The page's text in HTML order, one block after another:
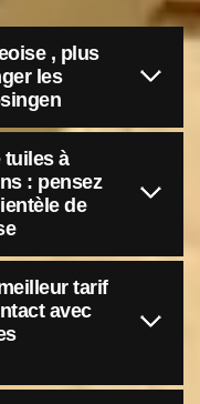
, plus
les
tuiles à
: pensez
de
tarif
avec